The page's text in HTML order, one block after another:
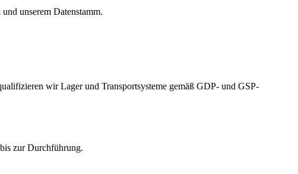
unserem Datenstamm.
wir Lager und Transportsysteme gemäß GDP- und GSP-
zur Durchführung.